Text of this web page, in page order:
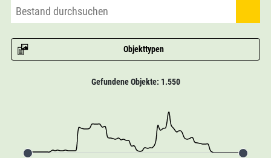
Objekttypen
Gefundene Objekte: 1.550